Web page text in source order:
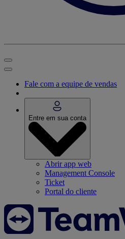
Fale com a equipe de vendas
Entre em sua conta
Abrir app web
Management Console
Ticket
Portal do cliente